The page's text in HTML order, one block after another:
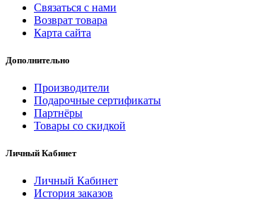
Связаться с нами
Возврат товара
Карта сайта
Дополнительно
Производители
Подарочные сертификаты
Партнёры
Товары со скидкой
Личный Кабинет
Личный Кабинет
История заказов